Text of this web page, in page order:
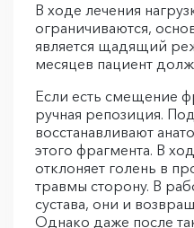
В ходе лечения
ограничиваются,
является щадящий
месяцев пациент
Если есть смещение
ручная репозиция.
восстанавливают
этого фрагмента. В
отклоняет голень в
травмы сторону. В
сустава, они и
Однако даже после